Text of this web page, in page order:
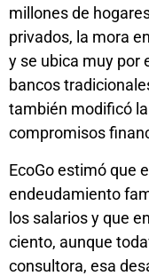
millones de
privados, la mora
y se ubica muy por
bancos
también modificó
compromisos
EcoGo estimó que
endeudamiento
los salarios y que
ciento, aunque
consultora, esa